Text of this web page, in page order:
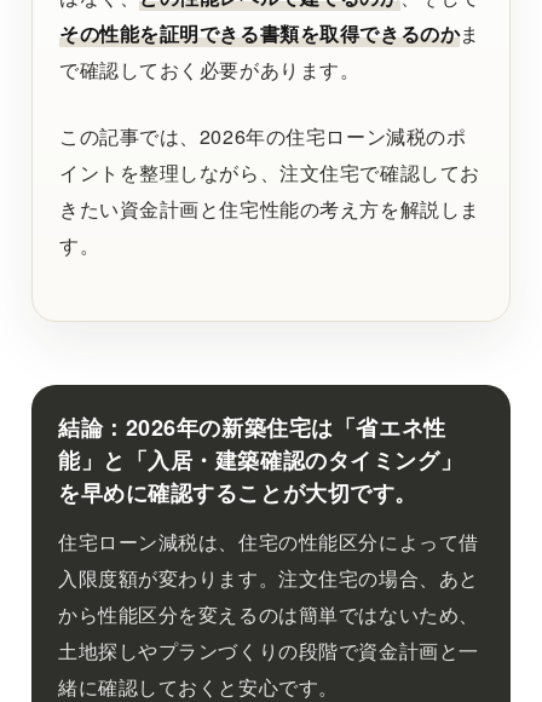
その性能を証明できる書類を取得できるのかま
で確認しておく必要があります。
この記事では、2026年の住宅ローン減税のポ
イントを整理しながら、注文住宅で確認してお
きたい資金計画と住宅性能の考え方を解説しま
す。
結論：2026年の新築住宅は「省エネ性
能」と「入居・建築確認のタイミング」
を早めに確認することが大切です。
住宅ローン減税は、住宅の性能区分によって借
入限度額が変わります。注文住宅の場合、あと
から性能区分を変えるのは簡単ではないため、
土地探しやプランづくりの段階で資金計画と一
緒に確認しておくと安心です。